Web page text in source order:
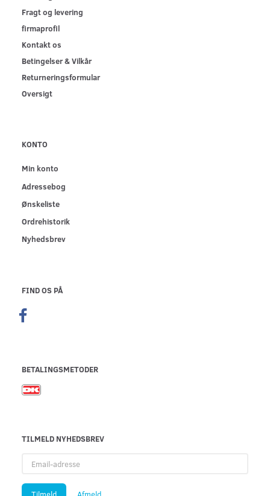
Fragt og levering
firmaprofil
Kontakt os
Betingelser & Vilkår
Returneringsformular
Oversigt
KONTO
Min konto
Adressebog
Ønskeliste
Ordrehistorik
Nyhedsbrev
FIND OS PÅ
BETALINGSMETODER
TILMELD NYHEDSBREV
adresse